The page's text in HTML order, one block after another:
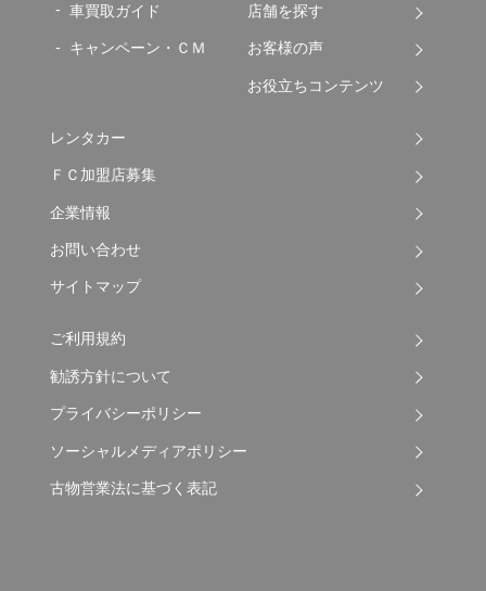
車買取ガイド
キャンペーン・ＣＭ
店舗を探す
お客様の声
お役立ちコンテンツ
レンタカー
ＦＣ加盟店募集
企業情報
お問い合わせ
サイトマップ
ご利用規約
勧誘方針について
プライバシーポリシー
ソーシャルメディアポリシー
古物営業法に基づく表記